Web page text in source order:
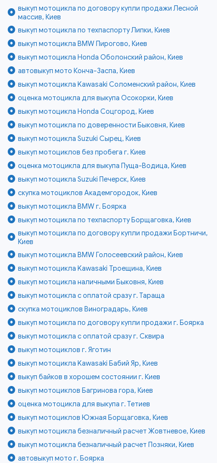
выкуп мотоцикла по договору купли продажи Лесной
массив, Киев
выкуп мотоцикла по техпаспорту Липки, Киев
выкуп мотоцикла BMW Пирогово, Киев
выкуп мотоцикла Honda Оболонский район, Киев
автовыкуп мото Конча-Заспа, Киев
выкуп мотоцикла Kawasaki Соломенский район, Киев
оценка мотоцикла для выкупа Осокорки, Киев
выкуп мотоцикла Honda Соцгород, Киев
выкуп мотоцикла по доверенности Быковня, Киев
выкуп мотоцикла Suzuki Сырец, Киев
выкуп мотоциклов без пробега г. Киев
оценка мотоцикла для выкупа Пуща-Водица, Киев
выкуп мотоцикла Suzuki Печерск, Киев
скупка мотоциклов Академгородок, Киев
выкуп мотоцикла BMW г. Боярка
выкуп мотоцикла по техпаспорту Борщаговка, Киев
выкуп мотоцикла по договору купли продажи Бортничи,
Киев
выкуп мотоцикла BMW Голосеевский район, Киев
выкуп мотоцикла Kawasaki Троещина, Киев
выкуп мотоцикла наличными Быковня, Киев
выкуп мотоцикла с оплатой сразу г. Тараща
скупка мотоциклов Виноградарь, Киев
выкуп мотоцикла по договору купли продажи г. Боярка
выкуп мотоцикла с оплатой сразу г. Сквира
выкуп мотоциклов г. Яготин
выкуп мотоцикла Kawasaki Бабий Яр, Киев
выкуп байков в хорошем состоянии г. Киев
выкуп мотоциклов Багринова гора, Киев
оценка мотоцикла для выкупа г. Тетиев
выкуп мотоциклов Южная Борщаговка, Киев
выкуп мотоцикла безналичный расчет Жовтневое, Киев
выкуп мотоцикла безналичный расчет Позняки, Киев
автовыкуп мото г. Боярка